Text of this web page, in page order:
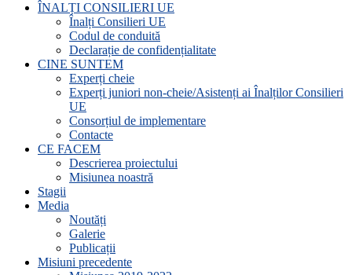
ÎNALȚI CONSILIERI UE
Înalți Consilieri UE
Codul de conduită
Declarație de confidențialitate
CINE SUNTEM
Experți cheie
Experți juniori non-cheie/Asistenți ai Înalților Consilieri
UE
Consorțiul de implementare
Contacte
CE FACEM
Descrierea proiectului
Misiunea noastră
Stagii
Media
Noutăți
Galerie
Publicații
Misiuni precedente